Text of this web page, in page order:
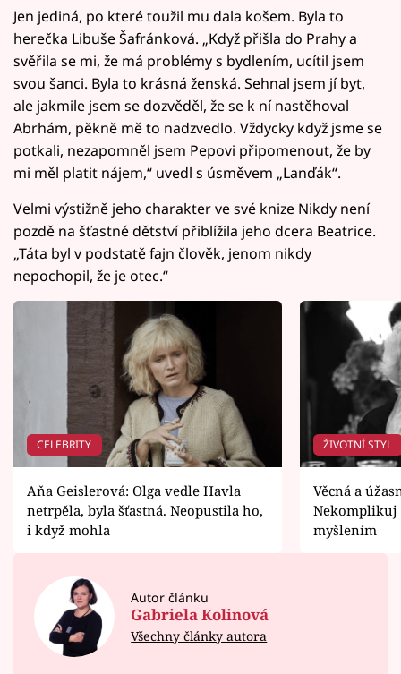
Jen jediná, po které toužil mu dala košem. Byla to
herečka Libuše Šafránková. „Když přišla do Prahy a
svěřila se mi, že má problémy s bydlením, ucítil jsem
svou šanci. Byla to krásná ženská. Sehnal jsem jí byt,
ale jakmile jsem se dozvěděl, že se k ní nastěhoval
Abrhám, pěkně mě to nadzvedlo. Vždycky když jsme se
potkali, nezapomněl jsem Pepovi připomenout, že by
mi měl platit nájem,“ uvedl s úsměvem „Lanďák“.
Velmi výstižně jeho charakter ve své knize Nikdy není
pozdě na šťastné dětství přiblížila jeho dcera Beatrice.
„Táta byl v podstatě fajn člověk, jenom nikdy
nepochopil, že je otec.“
CELEBRITY
Aňa Geislerová: Olga vedle Havla
netrpěla, byla šťastná. Neopustila ho,
i když mohla
ŽIVOTNÍ STYL
Věcná a
Nekomplikuj
myšlením
Autor článku
Gabriela Kolinová
Všechny články autora